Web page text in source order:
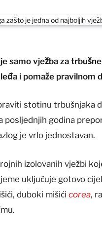
samo vježba za
leđa i pomaže pravilnom
stotinu trbušnjaka
posljednjih godina
je vrlo jednostavan.
izolovanih vježbi
uključuje gotovo
duboki mišićicorea,